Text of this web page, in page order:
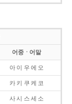
어중ㆍ어말
아 이 우 에 오
카 키 쿠 케 코
사 시 스 세 소